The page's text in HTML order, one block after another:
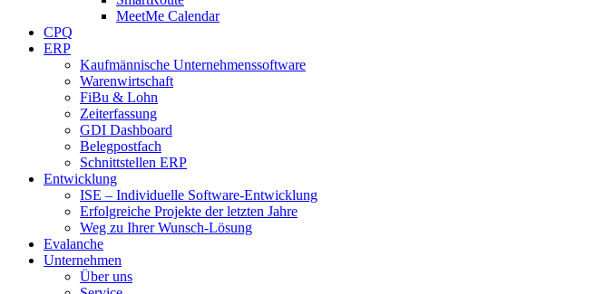
MeetMe Calendar
CPQ
ERP
Kaufmännische Unternehmenssoftware
Warenwirtschaft
FiBu & Lohn
Zeiterfassung
GDI Dashboard
Belegpostfach
Schnittstellen ERP
Entwicklung
ISE – Individuelle Software-Entwicklung
Erfolgreiche Projekte der letzten Jahre
Weg zu Ihrer Wunsch-Lösung
Evalanche
Unternehmen
Über uns